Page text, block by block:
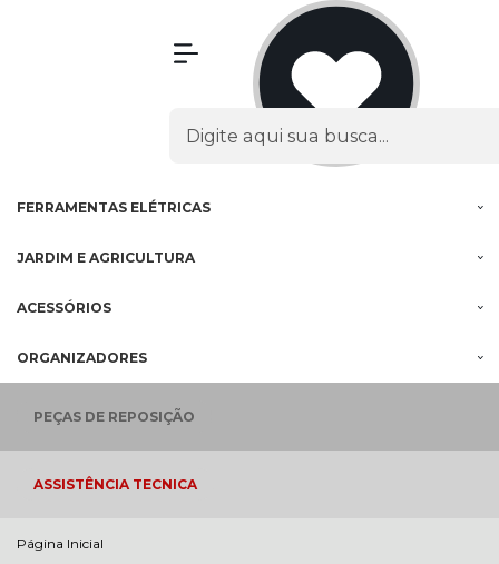
FERRAMENTAS ELÉTRICAS
JARDIM E AGRICULTURA
ACESSÓRIOS
ORGANIZADORES
PEÇAS DE REPOSIÇÃO
ASSISTÊNCIA TECNICA
Página Inicial